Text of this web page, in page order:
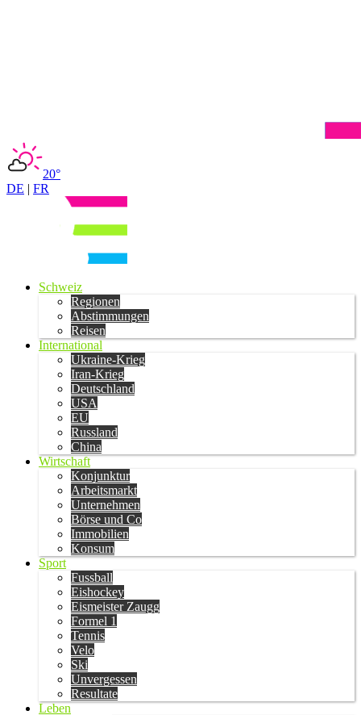
20°
DE | FR
Schweiz
Regionen
Abstimmungen
Reisen
International
Ukraine-Krieg
Iran-Krieg
Deutschland
USA
EU
Russland
China
Wirtschaft
Konjunktur
Arbeitsmarkt
Unternehmen
Börse und Co
Immobilien
Konsum
Sport
Fussball
Eishockey
Eismeister Zaugg
Formel 1
Tennis
Velo
Ski
Unvergessen
Resultate
Leben